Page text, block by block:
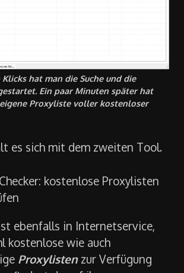
hat man die Suche und die
Ein paar Minuten später hat
Proxyliste voller kostenloser
es sich mit dem zweiten Tool.
kostenlose Proxylisten
ebenfalls in Internetservice,
kostenlose wie auch
Proxylistenzur Verfügung